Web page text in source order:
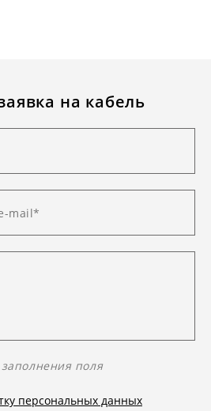
на кабель
поля
персональных данных